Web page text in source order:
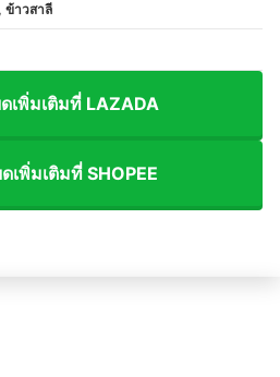
ข้าวสาลี
เพิ่มเติมที่ LAZADA
เพิ่มเติมที่ SHOPEE